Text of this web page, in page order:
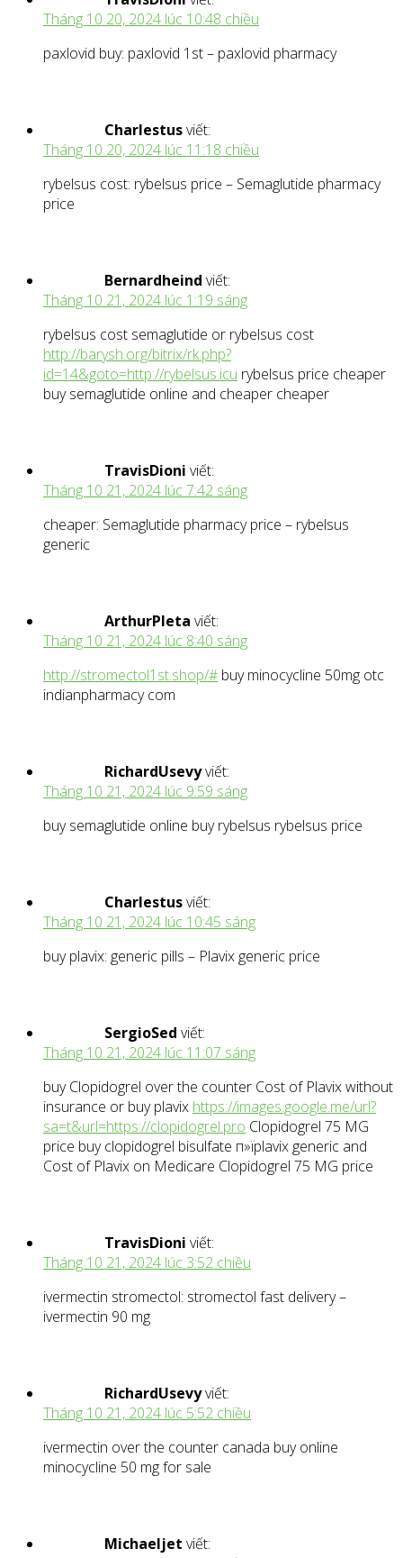
Tháng 10 20, 2024 lúc 10:48 chiều
paxlovid buy: paxlovid 1st – paxlovid pharmacy
Charlestusviết:
Tháng 10 20, 2024 lúc 11:18 chiều
rybelsus cost: rybelsus price – Semaglutide pharmacy
price
Bernardheind viết:
Tháng 10 21, 2024 lúc 1:19 sáng
rybelsus cost semaglutide or rybelsus cost
http://barysh.org/bitrix/rk.php?
id=14&goto=http://rybelsus.icu rybelsus price cheaper
buy semaglutide online and cheaper cheaper
TravisDioni viết:
Tháng 10 21, 2024 lúc 7:42 sáng
cheaper: Semaglutide pharmacy price – rybelsus
generic
ArthurPleta viết:
Tháng 10 21, 2024 lúc 8:40 sáng
http://stromectol1st.shop/# buy minocycline 50mg otc
indianpharmacy com
RichardUsevyviết:
Tháng 10 21, 2024 lúc 9:59 sáng
buy semaglutide online buy rybelsus rybelsus price
Charlestusviết:
Tháng 10 21, 2024 lúc 10:45 sáng
buy plavix: generic pills – Plavix generic price
SergioSed viết:
Tháng 10 21, 2024 lúc 11:07 sáng
buy Clopidogrel over the counter Cost of Plavix without
insurance or buy plavix https://images.google.me/url?
sa=t&url=https://clopidogrel.pro Clopidogrel 75 MG
price buy clopidogrel bisulfate п»їplavix generic and
Cost of Plavix on Medicare Clopidogrel 75 MG price
TravisDioni viết:
Tháng 10 21, 2024 lúc 3:52 chiều
ivermectin stromectol: stromectol fast delivery –
ivermectin 90 mg
RichardUsevyviết:
Tháng 10 21, 2024 lúc 5:52 chiều
ivermectin over the counter canada buy online
minocycline 50 mg for sale
Michaeljet viết: